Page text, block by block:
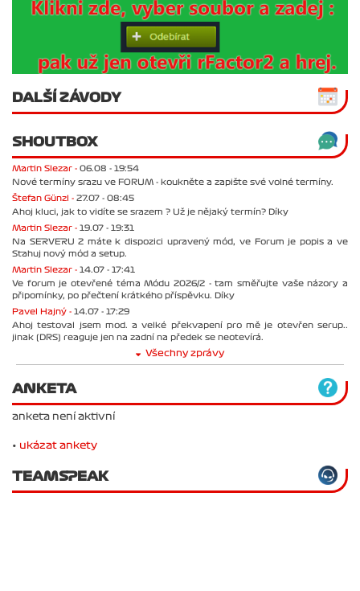
DALŠÍ ZÁVODY
SHOUTBOX
Martin Slezar - 06.08 - 19:54
Nové termíny srazu ve FORUM - koukněte a zapište své volné termíny.
Štefan Günzl - 27.07 - 08:45
Ahoj kluci, jak to vidíte se srazem ? Už je nějaký termín? Díky
Martin Slezar - 19.07 - 19:31
Na SERVERU 2 máte k dispozici upravený mód, ve Forum je popis a ve
Stahuj nový mód a setup.
Martin Slezar - 14.07 - 17:41
Ve forum je otevřené téma Módu 2026/2 - tam směřujte vaše názory a
připomínky, po přečtení krátkého příspěvku. Díky
Pavel Hajný - 14.07 - 17:29
Ahoj testoval jsem mod. a velké překvapení pro mě je otevřen serup..
jinak (DRS) reaguje jen na zadní na předek se neotevírá.
Všechny zprávy
ANKETA
anketa není aktivní
• ukázat ankety
TEAMSPEAK